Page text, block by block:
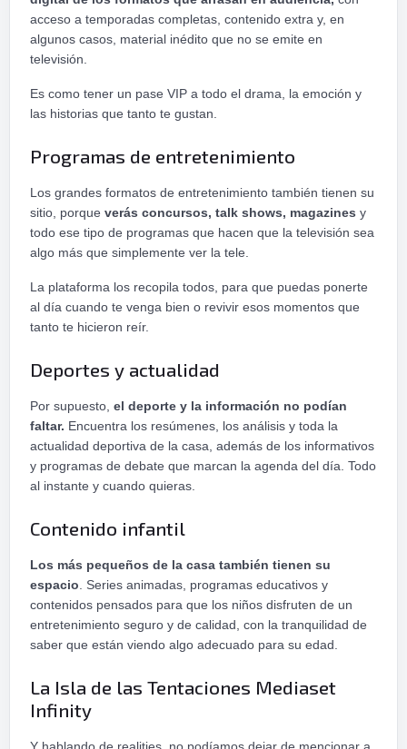
acceso a temporadas completas, contenido extra y, en
algunos casos, material inédito que no se emite en
televisión.
Es como tener un pase VIP a todo el drama, la emoción y
las historias que tanto te gustan.
Programas de entretenimiento
Los grandes formatos de entretenimiento también tienen su
sitio, porque verás concursos, talk shows, magazines y
todo ese tipo de programas que hacen que la televisión sea
algo más que simplemente ver la tele.
La plataforma los recopila todos, para que puedas ponerte
al día cuando te venga bien o revivir esos momentos que
tanto te hicieron reír.
Deportes y actualidad
Por supuesto, el deporte y la información no podían
faltar. Encuentra los resúmenes, los análisis y toda la
actualidad deportiva de la casa, además de los informativos
y programas de debate que marcan la agenda del día. Todo
al instante y cuando quieras.
Contenido infantil
Los más pequeños de la casa también tienen su
espacio . Series animadas, programas educativos y
contenidos pensados para que los niños disfruten de un
entretenimiento seguro y de calidad, con la tranquilidad de
saber que están viendo algo adecuado para su edad.
La Isla de las Tentaciones Mediaset
Infinity